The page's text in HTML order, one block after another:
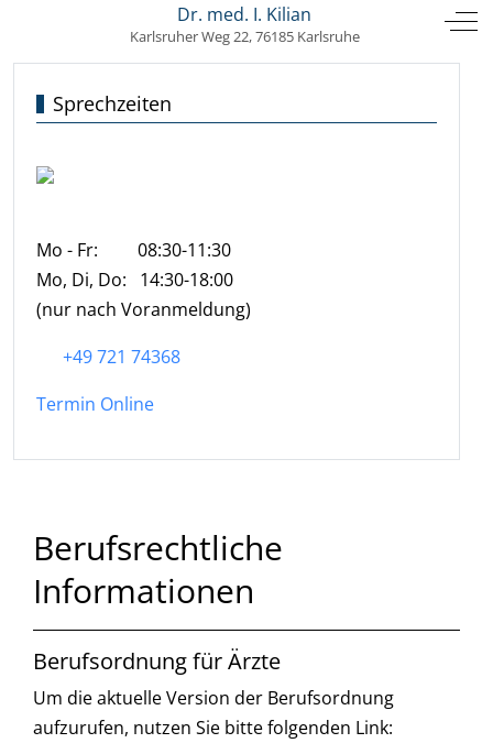
Mobile Menu ToggleDr. med. I. Kilian
Karlsruher Weg 22, 76185 Karlsruhe
Sprechzeiten
Mo - Fr: 08:30-11:30
Mo, Di, Do: 14:30-18:00
(nur nach Voranmeldung)
+49 721 74368
Termin Online
Berufsrechtliche
Informationen
Berufsordnung für Ärzte
Um die aktuelle Version der Berufsordnung
aufzurufen, nutzen Sie bitte folgenden Link: